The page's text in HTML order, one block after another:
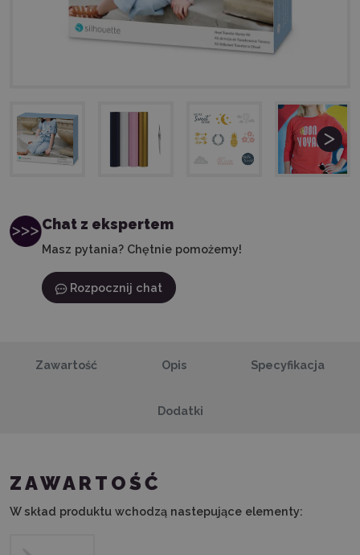
Chat z ekspertem
Masz pytania? Chętnie pomożemy!
Rozpocznij chat
Zawartość Opis Specyfikacja
Dodatki
ZAWARTOŚĆ
W skład produktu wchodzą nastepujące elementy: